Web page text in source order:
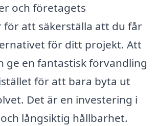
och företagets
att säkerställa att du får
för ditt projekt. Att
ge en fantastisk förvandling
för att bara byta ut
Det är en investering i
långsiktig hållbarhet.